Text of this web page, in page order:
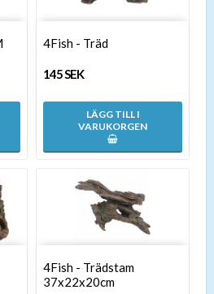
4Fish - Träd
145 SEK
LÄGG TILL I
VARUKORGEN
4Fish - Trädstam
37x22x20cm